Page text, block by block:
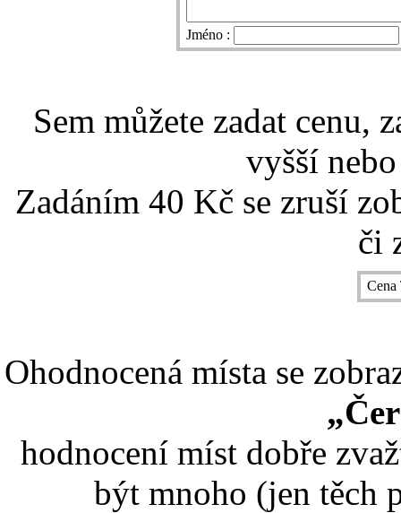
Jméno :
Sem můžete zadat cenu,
vyšší
Zadáním 40 Kč se zruší
či
Ohodnocená místa se
hodnocení míst dobře
být mnoho (jen těch